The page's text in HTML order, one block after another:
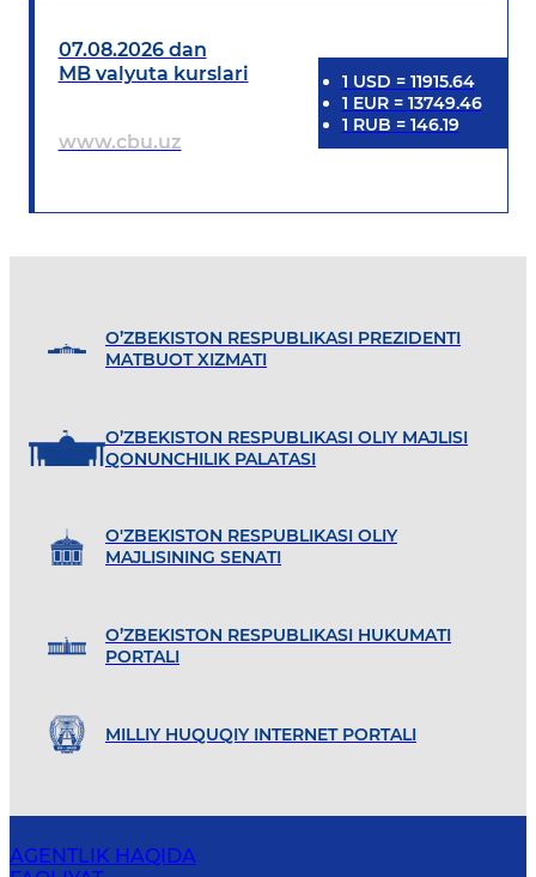
07.08.2026 dan
MB valyuta kurslari
www.cbu.uz
1 USD = 11915.64
1 EUR= 13749.46
1 RUB = 146.19
O’ZBEKISTON RESPUBLIKASI PREZIDENTI
MATBUOT XIZMATI
O’ZBEKISTON RESPUBLIKASI OLIY MAJLISI
QONUNCHILIK PALATASI
O'ZBEKISTON RESPUBLIKASI OLIY
MAJLISINING SENATI
O’ZBEKISTON RESPUBLIKASI HUKUMATI
PORTALI
MILLIY HUQUQIY INTERNET PORTALI
AGENTLIK HAQIDA